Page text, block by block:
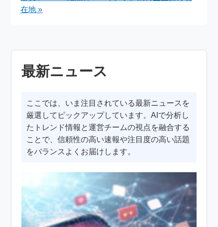
在地 »
最新ニュース
ここでは、いま注目されている最新ニュースを
厳選してピックアップしています。AIで分析し
たトレンド情報と運営チームの視点を融合する
ことで、信頼性の高い速報や注目度の高い話題
をバランスよくお届けします。